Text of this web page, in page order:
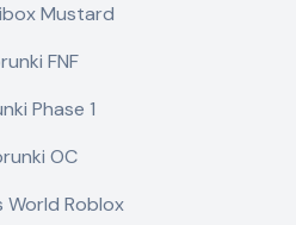
Mustard
FNF
Phase 1
OC
World Roblox